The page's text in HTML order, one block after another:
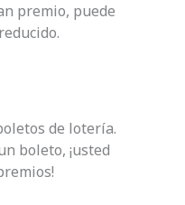
premio, puede
de lotería.
boleto, ¡usted